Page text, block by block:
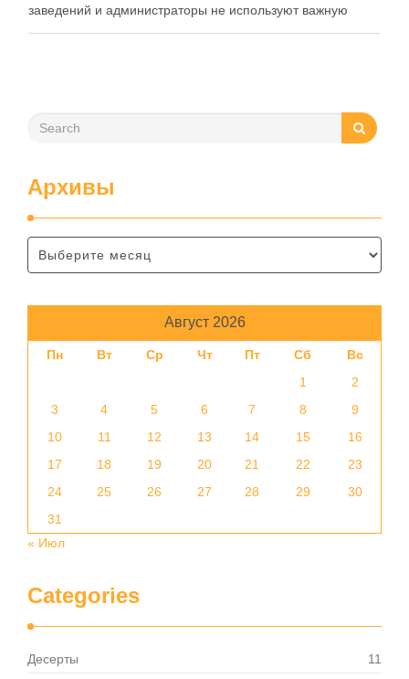
заведений и администраторы не используют важную
Архивы
Август 2026
Пн Вт Ср Чт Пт Сб
Вс
1
2
3
4 5 6 7 8
9
10
11 12 13 14 15
16
17
18 19 20 21 22
23
24
25 26 27 28 29
30
31
« Июл
Categories
Десерты
11